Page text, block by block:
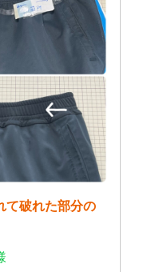
て破れた部分の